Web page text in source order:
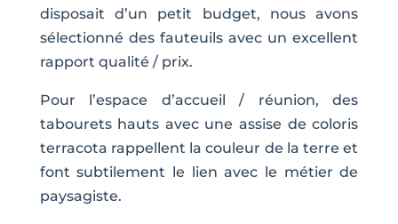
disposait d’un petit budget, nous avons
sélectionné des fauteuils avec un excellent
rapport qualité / prix.
Pour l’espace d’accueil / réunion, des
tabourets hauts avec une assise de coloris
terracota rappellent la couleur de la terre et
font subtilement le lien avec le métier de
paysagiste.